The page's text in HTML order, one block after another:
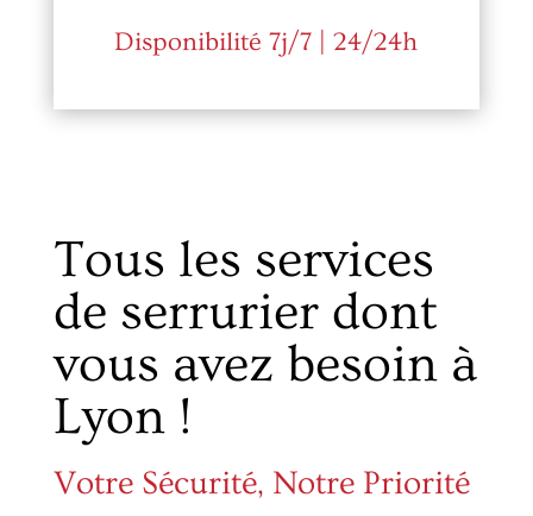
Disponibilité 7j/7 | 24/24h
Tous les services
de serrurier dont
vous avez besoin à
Lyon !
Votre Sécurité, Notre Priorité